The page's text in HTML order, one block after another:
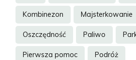
Kombinezon Majsterkowanie
Oszczędność Paliwo
Pierwsza pomoc Podróż